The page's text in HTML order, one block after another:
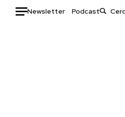
Newsletter Podcast